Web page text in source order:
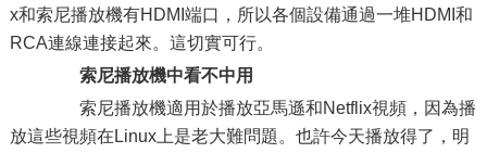
x和索尼播放機有HDMI端口，所以各個設備通過一堆HDMI和
RCA連線連接起來。這切實可行。
索尼播放機中看不中用
索尼播放機適用於播放亞馬遜和Netflix視頻，因為播
放這些視頻在Linux上是老大難問題。也許今天播放得了，明